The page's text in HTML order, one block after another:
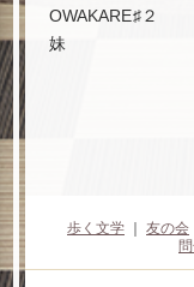
妹
歩く文学 友の会